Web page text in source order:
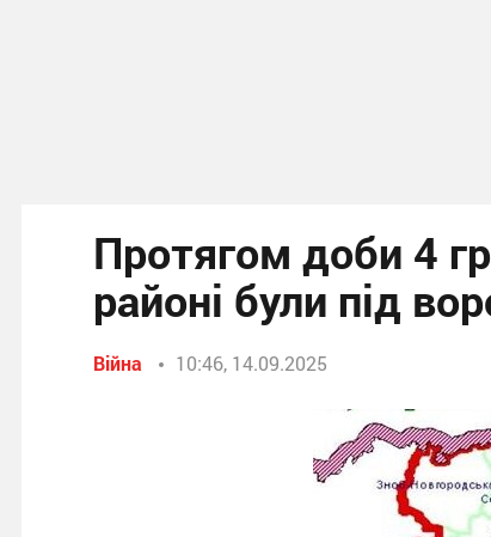
Протягом доби 4
районі були під
Війна 10:46, 14.09.2025